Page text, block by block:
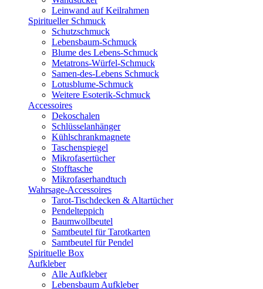
Leinwand auf Keilrahmen
Spiritueller Schmuck
Schutzschmuck
Lebensbaum-Schmuck
Blume des Lebens-Schmuck
Metatrons-Würfel-Schmuck
Samen-des-Lebens Schmuck
Lotusblume-Schmuck
Weitere Esoterik-Schmuck
Accessoires
Dekoschalen
Schlüsselanhänger
Kühlschrankmagnete
Taschenspiegel
Mikrofasertücher
Stofftasche
Mikrofaserhandtuch
Wahrsage-Accessoires
Tarot-Tischdecken & Altartücher
Pendelteppich
Baumwollbeutel
Samtbeutel für Tarotkarten
Samtbeutel für Pendel
Spirituelle Box
Aufkleber
Alle Aufkleber
Lebensbaum Aufkleber